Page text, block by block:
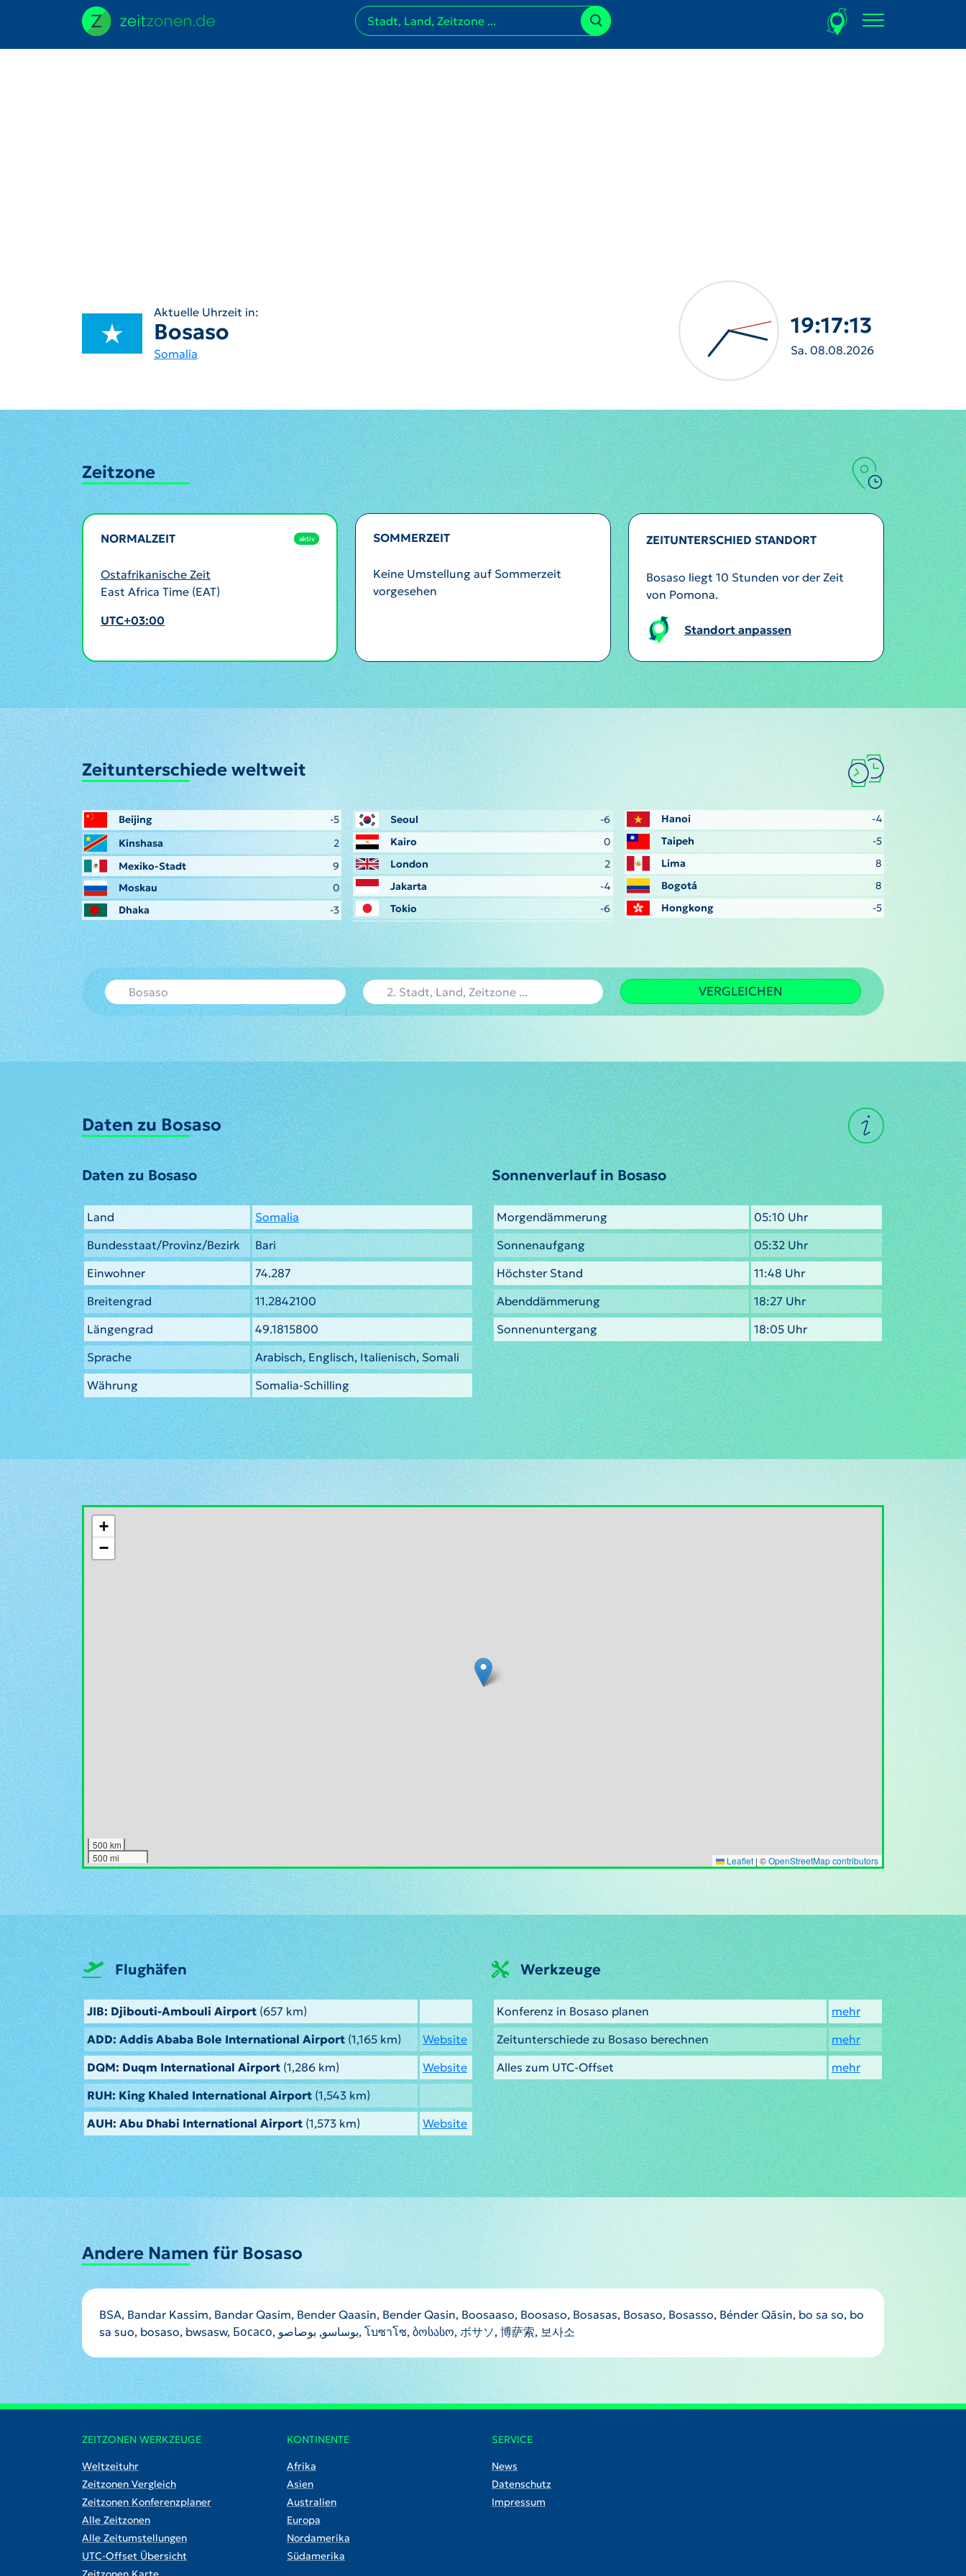
Aktuelle Uhrzeit in:
Bosaso
Somalia
19:17:16
Sa. 08.08.2026
Zeitzone
NORMALZEIT aktiv
Ostafrikanische Zeit
East Africa Time (EAT)
UTC+03:00
SOMMERZEIT
Keine Umstellung auf Sommerzeit
vorgesehen
ZEITUNTERSCHIED STANDORT
Bosaso liegt 10 Stunden vor der Zeit
von Pomona.
Standort anpassen
Zeitunterschiede weltweit
Beijing
-5
Kinshasa
2
Mexiko-Stadt
9
Moskau
0
Dhaka
-3
Seoul
-6
Kairo
0
London
2
Jakarta
-4
Tokio
-6
Hanoi
-4
Taipeh
-5
Lima
8
Bogotá
8
Hongkong
-5
VERGLEICHEN
Daten zu Bosaso
Daten zu Bosaso
Land
Somalia
Bundesstaat/Provinz/Bezirk
Bari
Einwohner
74.287
Breitengrad
11.2842100
Längengrad
49.1815800
Sprache
Arabisch, Englisch, Italienisch, Somali
Währung
Somalia-Schilling
Sonnenverlauf in Bosaso
Morgendämmerung
05:10 Uhr
Sonnenaufgang
05:32 Uhr
Höchster Stand
11:48 Uhr
Abenddämmerung
18:27 Uhr
Sonnenuntergang
18:05 Uhr
+
−
500 km
500 mi
Leaflet | ©OpenStreetMap contributors
Flughäfen
JIB: Djibouti-Ambouli Airport (657 km)
ADD: Addis Ababa Bole International Airport(1,165 km)
Website
DQM: Duqm International Airport (1,286 km)
Website
RUH: King Khaled International Airport(1,543 km)
AUH: Abu Dhabi International Airport (1,573 km) Website
Werkzeuge
Konferenz in Bosaso planen
mehr
Zeitunterschiede zu Bosaso berechnen
mehr
Alles zum UTC-Offset
mehr
Andere Namen für Bosaso
BSA, Bandar Kassim, Bandar Qasim, Bender Qaasin, Bender Qasin, Boosaaso, Boosaso, Bosasas, Bosaso, Bosasso, Bénder Qāsin, bo sa so, bo
sa suo, bosaso, bwsasw, Босасо, بوساسو, بوصاصو, โบซาโซ, ბოსასო, ボサソ, 博萨索, 보사소
ZEITZONEN WERKZEUGE
Weltzeituhr
Zeitzonen Vergleich
Zeitzonen Konferenzplaner
Alle Zeitzonen
Alle Zeitumstellungen
UTC-Offset Übersicht
KONTINENTE
Afrika
Asien
Australien
Europa
Nordamerika
Südamerika
SERVICE
News
Datenschutz
Impressum